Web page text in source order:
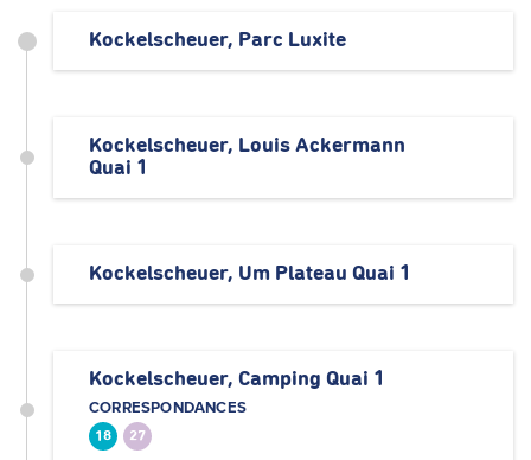
Kockelscheuer, Parc Luxite
Kockelscheuer, Louis Ackermann
Quai 1
Kockelscheuer, Um Plateau Quai 1
Kockelscheuer, Camping Quai 1
CORRESPONDANCES
18 27